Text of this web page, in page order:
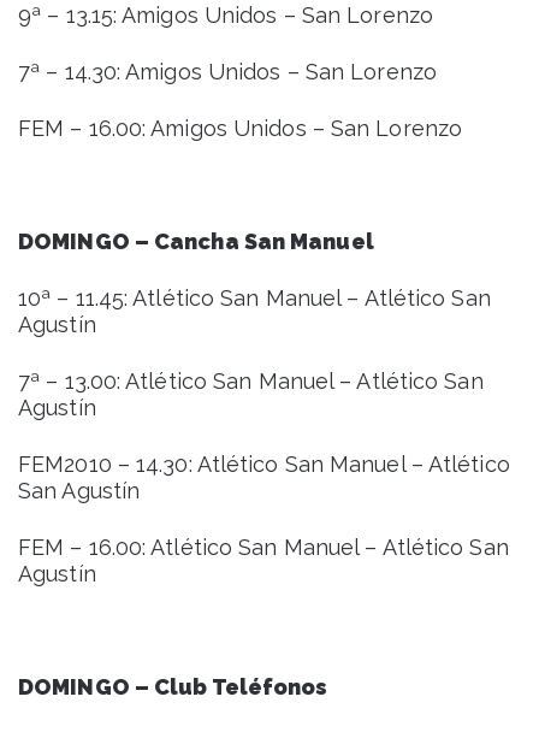
9ª – 13.15: Amigos Unidos – San Lorenzo
7ª – 14.30: Amigos Unidos – San Lorenzo
FEM – 16.00: Amigos Unidos – San Lorenzo
DOMINGO – Cancha San Manuel
10ª – 11.45: Atlético San Manuel – Atlético San
Agustín
7ª – 13.00: Atlético San Manuel – Atlético San
Agustín
FEM2010 – 14.30: Atlético San Manuel – Atlético
San Agustín
FEM – 16.00: Atlético San Manuel – Atlético San
Agustín
DOMINGO – Club Teléfonos